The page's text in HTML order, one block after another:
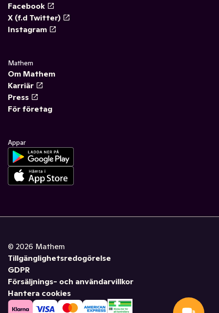
Facebook
X (f.d Twitter)
Instagram
Mathem
Om Mathem
Karriär
Press
För företag
Appar
© 2026 Mathem
Tillgänglighetsredogörelse
GDPR
Försäljnings- och användarvillkor
Hantera cookies